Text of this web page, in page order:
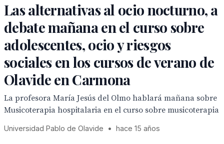
Las alternativas al ocio nocturno, a
debate mañana en el curso sobre
adolescentes, ocio y riesgos
sociales en los cursos de verano de
Olavide en Carmona
La profesora María Jesús del Olmo hablará mañana sobre
Musicoterapia hospitalaria en el curso sobre musicoterapia
Universidad Pablo de Olavide • hace 15 años